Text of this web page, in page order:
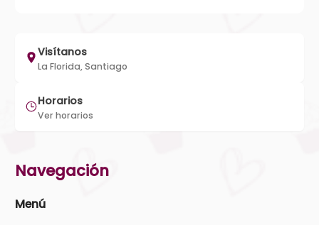
Visítanos
La Florida, Santiago
Horarios
Ver horarios
Navegación
Menú